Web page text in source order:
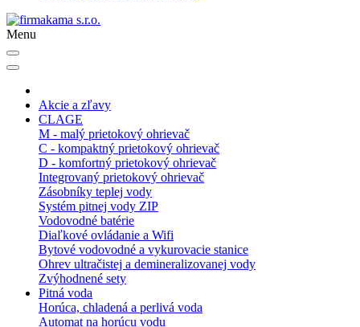
Menu
Akcie a zľavy
CLAGE
M - malý prietokový ohrievač
C - kompaktný prietokový ohrievač
D - komfortný prietokový ohrievač
Integrovaný prietokový ohrievač
Zásobníky teplej vody
Systém pitnej vody ZIP
Vodovodné batérie
Diaľkové ovládanie a Wifi
Bytové vodovodné a vykurovacie stanice
Ohrev ultračistej a demineralizovanej vody
Zvýhodnené sety
Pitná voda
Horúca, chladená a perlivá voda
Automat na horúcu vodu